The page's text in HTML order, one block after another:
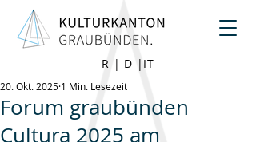
R | D | IT
Forum graubünden
Cultura 2025 am
20. Okt. 2025 1 Min. Lesezeit